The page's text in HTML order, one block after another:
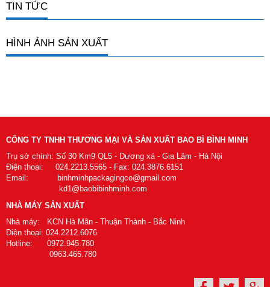
TIN TỨC
HÌNH ẢNH SẢN XUẤT
CÔNG TY TNHH THƯƠNG MẠI VÀ SẢN XUẤT BAO BÌ BÌNH MINH
Trụ sở chính: Số 30 Km9 QL5 - Dương xá - Gia Lâm - Hà Nội
Điện thoại: 024.2213.5565 - Fax: 024.3876.6151
Email: binhminhpackagingco@gmail.com
kd1@baobibinhminh.com
NHÀ MÁY SẢN XUẤT
Nhà máy: KCN Hà Mãn - Thuận Thành - Bắc Ninh
Điện thoại: 024.2212.6076
Hotline: 0972.945.780
0963.465.780